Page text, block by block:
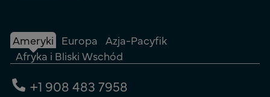
Ameryki Europa Azja-Pacyfik
Afryka i Bliski Wschód
+1 908 483 7958